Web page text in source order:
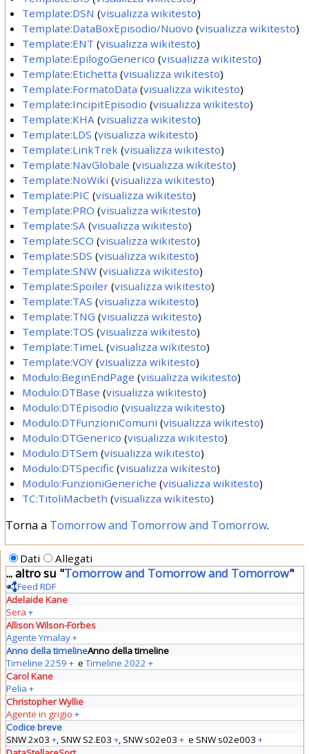
Template:DSN (visualizza wikitesto)
Template:DataBoxEpisodio/Nuovo (visualizza wikitesto)
Template:ENT (visualizza wikitesto)
Template:EpilogoGenerico (visualizza wikitesto)
Template:Etichetta (visualizza wikitesto)
Template:FormatoData (visualizza wikitesto)
Template:IncipitEpisodio (visualizza wikitesto)
Template:KHA (visualizza wikitesto)
Template:LDS (visualizza wikitesto)
Template:LinkTrek (visualizza wikitesto)
Template:NavGlobale (visualizza wikitesto)
Template:NoWiki (visualizza wikitesto)
Template:PIC (visualizza wikitesto)
Template:PRO (visualizza wikitesto)
Template:SA (visualizza wikitesto)
Template:SCO (visualizza wikitesto)
Template:SDS (visualizza wikitesto)
Template:SNW (visualizza wikitesto)
Template:Spoiler (visualizza wikitesto)
Template:TAS (visualizza wikitesto)
Template:TNG (visualizza wikitesto)
Template:TOS (visualizza wikitesto)
Template:TimeL (visualizza wikitesto)
Template:VOY (visualizza wikitesto)
Modulo:BeginEndPage (visualizza wikitesto)
Modulo:DTBase (visualizza wikitesto)
Modulo:DTEpisodio (visualizza wikitesto)
Modulo:DTFunzioniComuni (visualizza wikitesto)
Modulo:DTGenerico (visualizza wikitesto)
Modulo:DTSem (visualizza wikitesto)
Modulo:DTSpecific (visualizza wikitesto)
Modulo:FunzioniGeneriche (visualizza wikitesto)
TC:TitoliMacbeth (visualizza wikitesto)
Torna a Tomorrow and Tomorrow and Tomorrow.
Dati Allegati
... altro su "Tomorrow and Tomorrow and Tomorrow"
Feed RDF
Adelaide Kane
Sera +
Allison Wilson-Forbes
Agente Ymalay+
Anno della timelineAnno della timeline
Timeline 2259 +eTimeline 2022 +
Carol Kane
Pelia +
Christopher Wyllie
Agente in grigio +
Codice breve
SNW 2x03 +, SNW S2.E03 +, SNW s02e03 +e SNW s02e003 +